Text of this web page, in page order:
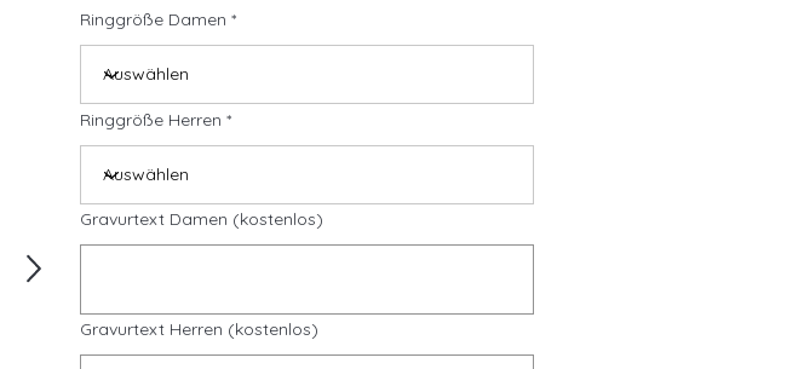
Ringgröße Damen
Ringgröße Herren
Gravurtext Damen (kostenlos)
Gravurtext Herren (kostenlos)